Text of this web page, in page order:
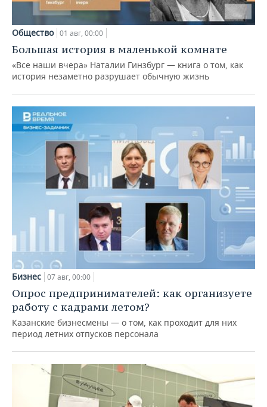
Общество 01 авг, 00:00
Большая история в маленькой комнате
«Все наши вчера» Наталии Гинзбург — книга о том, как
история незаметно разрушает обычную жизнь
Бизнес 07 авг, 00:00
Опрос предпринимателей: как организуете
работу с кадрами летом?
Казанские бизнесмены — о том, как проходит для них
период летних отпусков персонала